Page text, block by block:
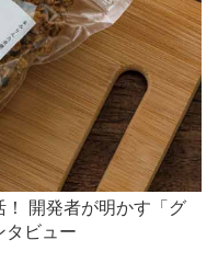
！ 開発者が明かす「グ
タビュー